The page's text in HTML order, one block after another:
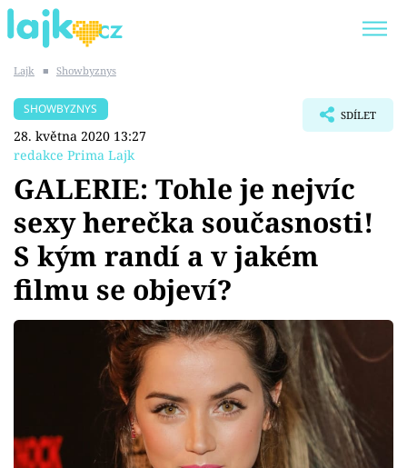
SHOPAHOLICADEL
Témata
Showbyznys
Youtubeři
Sex a vztahy
Videa
Lajk ■ Showbyznys
SHOWBYZNYS
28. května 2020 13:27
redakce Prima Lajk
SDÍLET
GALERIE: Tohle je nejvíc
sexy herečka současnosti!
S kým randí a v jakém
filmu se objeví?